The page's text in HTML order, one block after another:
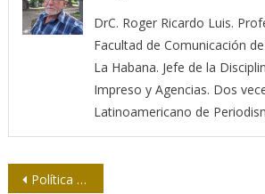
DrC. Roger Ricardo Luis.
Facultad de Comunicación
La Habana. Jefe de la
Impreso y Agencias. Dos
Latinoamericano de
Navegación
Política y ciencias sociales